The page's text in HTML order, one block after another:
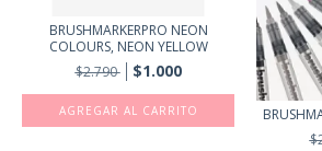
BRUSHMARKERPRO NEON
COLOURS, NEON YELLOW
$2.790
$1.000